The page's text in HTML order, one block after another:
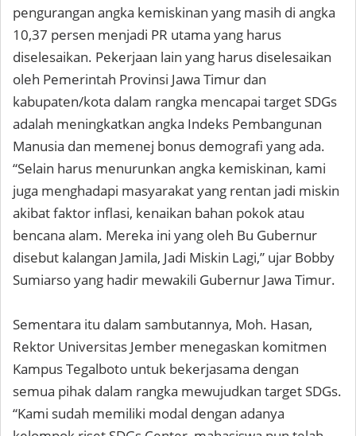
pengurangan angka kemiskinan yang masih di angka
10,37 persen menjadi PR utama yang harus
diselesaikan. Pekerjaan lain yang harus diselesaikan
oleh Pemerintah Provinsi Jawa Timur dan
kabupaten/kota dalam rangka mencapai target SDGs
adalah meningkatkan angka Indeks Pembangunan
Manusia dan memenej bonus demografi yang ada.
“Selain harus menurunkan angka kemiskinan, kami
juga menghadapi masyarakat yang rentan jadi miskin
akibat faktor inflasi, kenaikan bahan pokok atau
bencana alam. Mereka ini yang oleh Bu Gubernur
disebut kalangan Jamila, Jadi Miskin Lagi,” ujar Bobby
Sumiarso yang hadir mewakili Gubernur Jawa Timur.
Sementara itu dalam sambutannya, Moh. Hasan,
Rektor Universitas Jember menegaskan komitmen
Kampus Tegalboto untuk bekerjasama dengan
semua pihak dalam rangka mewujudkan target SDGs.
“Kami sudah memiliki modal dengan adanya